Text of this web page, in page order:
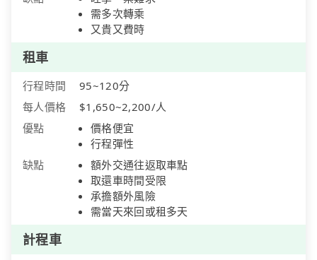
需多次轉乘
又貴又費時
租車
行程時間
95~120分
每人價格
$1,650~2,200/人
優點
價格便宜
行程彈性
缺點
額外交通往返取車點
取還車時間受限
承擔額外風險
需當天來回或租多天
計程車